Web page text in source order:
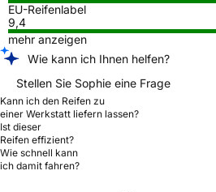
EU-Reifenlabel
9,4
mehr anzeigen
Wie kann ich Ihnen helfen?
Stellen Sie Sophie eine Frage
Kann ich den Reifen zu
einer Werkstatt liefern lassen?
Ist dieser
Reifen effizient?
Wie schnell kann
ich damit fahren?